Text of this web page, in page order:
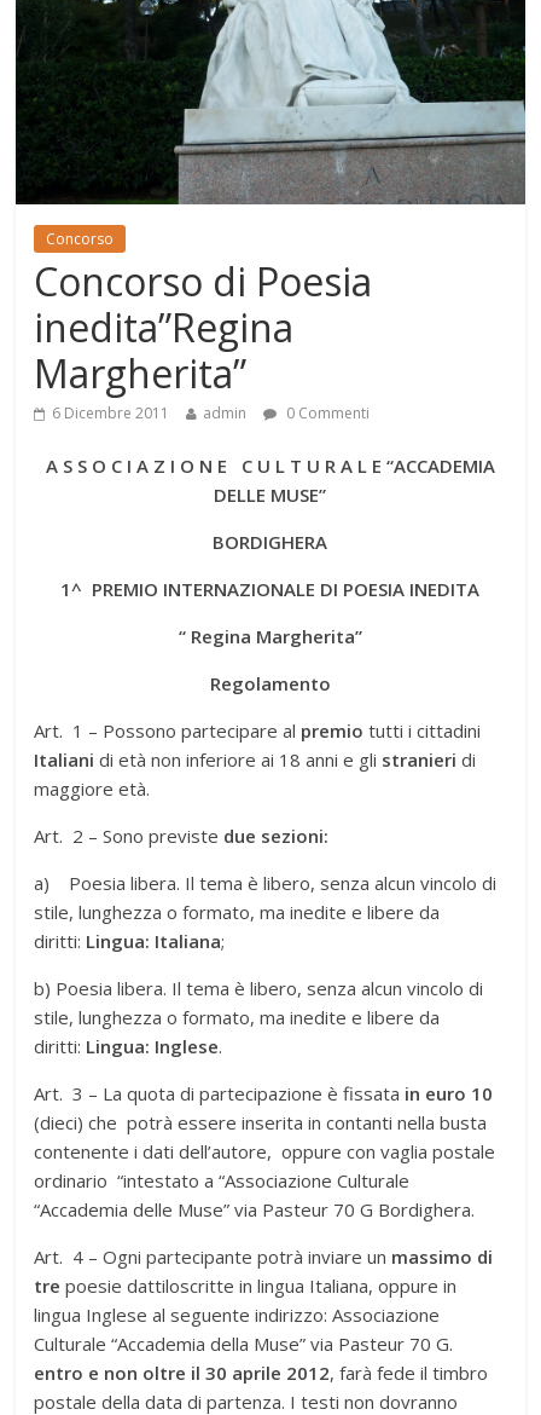
Concorso
Concorso di Poesia
inedita”Regina
Margherita”
6 Dicembre 2011 admin 0 Commenti
A S S O C I A Z I O N E C U L T U R A L E “ACCADEMIA
DELLE MUSE”
BORDIGHERA
1^ PREMIO INTERNAZIONALE DI POESIA INEDITA
“ Regina Margherita”
Regolamento
Art. 1 – Possono partecipare al premio tutti i cittadini
Italiani di età non inferiore ai 18 anni e gli stranieri di
maggiore età.
Art. 2 – Sono previste due sezioni:
a) Poesia libera. Il tema è libero, senza alcun vincolo di
stile, lunghezza o formato, ma inedite e libere da
diritti: Lingua: Italiana;
b) Poesia libera. Il tema è libero, senza alcun vincolo di
stile, lunghezza o formato, ma inedite e libere da
diritti: Lingua: Inglese.
Art. 3 – La quota di partecipazione è fissata in euro 10
(dieci) che potrà essere inserita in contanti nella busta
contenente i dati dell’autore, oppure con vaglia postale
ordinario “intestato a “Associazione Culturale
“Accademia delle Muse” via Pasteur 70 G Bordighera.
Art. 4 – Ogni partecipante potrà inviare un massimo di
tre poesie dattiloscritte in lingua Italiana, oppure in
lingua Inglese al seguente indirizzo: Associazione
Culturale “Accademia della Muse” via Pasteur 70 G.
entro e non oltre il 30 aprile 2012, farà fede il timbro
postale della data di partenza. I testi non dovranno